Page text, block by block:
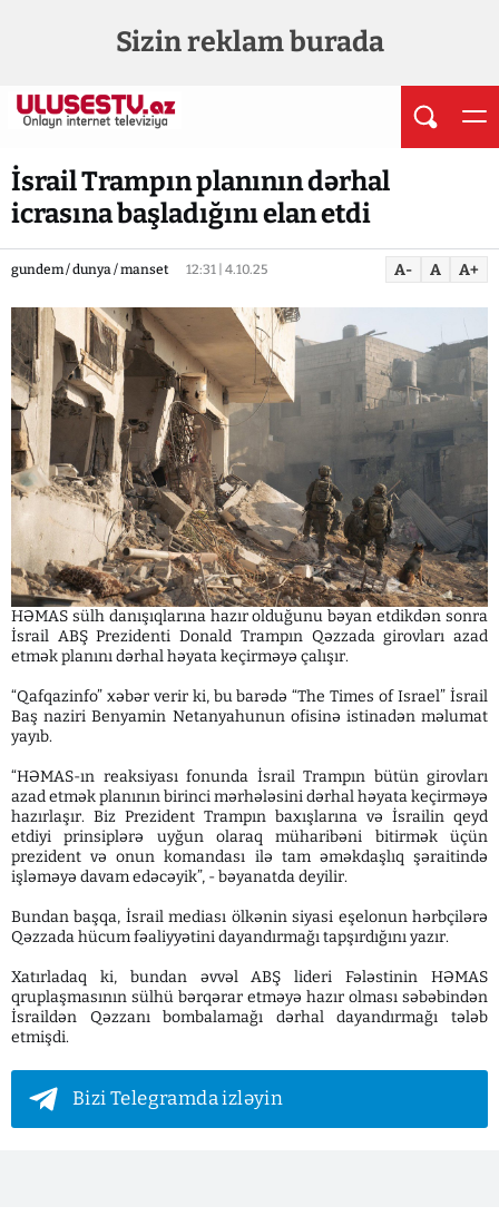
Sizin reklam burada
İsrail Trampın planının dərhal
icrasına başladığını elan etdi
gundem / dunya / manset 12:31 | 4.10.25 A- A A+
HƏMAS sülh danışıqlarına hazır olduğunu bəyan etdikdən sonra
İsrail ABŞ Prezidenti Donald Trampın Qəzzada girovları azad
etmək planını dərhal həyata keçirməyə çalışır.
“Qafqazinfo” xəbər verir ki, bu barədə “The Times of Israel” İsrail
Baş naziri Benyamin Netanyahunun ofisinə istinadən məlumat
yayıb.
“HƏMAS-ın reaksiyası fonunda İsrail Trampın bütün girovları
azad etmək planının birinci mərhələsini dərhal həyata keçirməyə
hazırlaşır. Biz Prezident Trampın baxışlarına və İsrailin qeyd
etdiyi prinsiplərə uyğun olaraq müharibəni bitirmək üçün
prezident və onun komandası ilə tam əməkdaşlıq şəraitində
işləməyə davam edəcəyik”, - bəyanatda deyilir.
Bundan başqa, İsrail mediası ölkənin siyasi eşelonun hərbçilərə
Qəzzada hücum fəaliyyətini dayandırmağı tapşırdığını yazır.
Xatırladaq ki, bundan əvvəl ABŞ lideri Fələstinin HƏMAS
qruplaşmasının sülhü bərqərar etməyə hazır olması səbəbindən
İsraildən Qəzzanı bombalamağı dərhal dayandırmağı tələb
etmişdi.
Bizi Telegramda izləyin